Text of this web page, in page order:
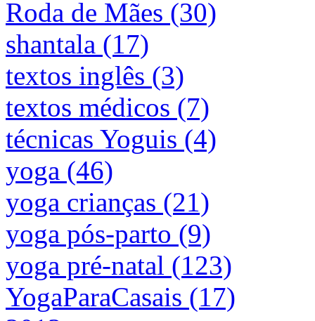
Roda de Mães (30)
shantala (17)
textos inglês (3)
textos médicos (7)
técnicas Yoguis (4)
yoga (46)
yoga crianças (21)
yoga pós-parto (9)
yoga pré-natal (123)
YogaParaCasais (17)